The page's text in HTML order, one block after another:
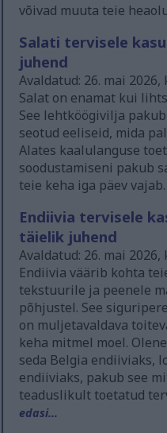
võivad muuta teie
Salati tervisele
juhend
Avaldatud: 26. mai 2026,
Salat on enamat kui
See lehtköögivilja
seotud eeliseid, mida
Alates kaalulanguse
soodustamiseni pakub
teie keha iga päev
Endiivia tervisele
täielik juhend
Avaldatud: 26. mai 2026,
Endiivia väärib kohta
tekstuurile ja peenele
põhjustel. See
on muljetavaldava
keha mitmel moel.
seda Belgia endiiviaks,
endiiviaks, pakub see
teaduslikult toetatud
edasi...